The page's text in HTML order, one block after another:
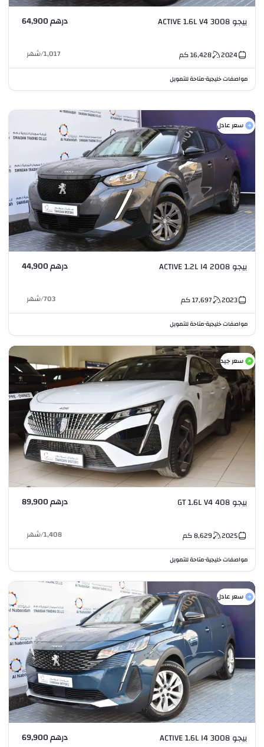
بيجو 3008 ACTIVE 1.6L V4 درهم 64,900
2024
16,428كم 1,017
/شهر
مواصفات خليجية•متاحة للتمويل
سعر عادل
بيجو 2008 ACTIVE 1.2L I4 درهم 44,900
2023
17,697كم 703
/شهر
مواصفات خليجية•متاحة للتمويل
سعر جيد
بيجو 408 GT 1.6L V4 درهم 89,900
2025
8,629كم 1,408
/شهر
مواصفات خليجية•متاحة للتمويل
سعر عادل
بيجو 3008 ACTIVE 1.6L I4 درهم 69,900